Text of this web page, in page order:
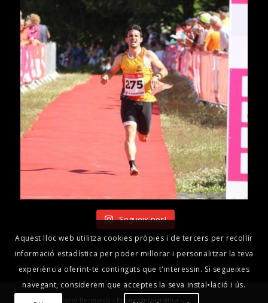
Segueix-nos!
© Club Orientació Berguedà - Ergates Informàtica
Aquest lloc web utilitza cookies pròpies i de tercers per recollir
informació estadística per poder millorar i personalitzar la teva
experiència oferint-te continguts que t'interessin. Si segueixes
navegant, considerem que acceptes la seva instal•lació i ús.